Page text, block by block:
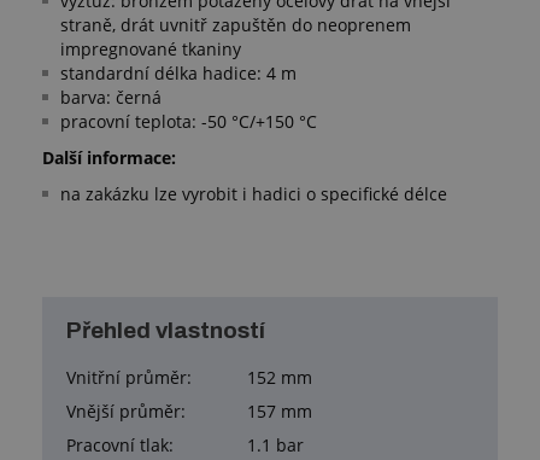
straně, drát uvnitř zapuštěn do neoprenem
impregnované tkaniny
standardní délka hadice: 4 m
barva: černá
pracovní teplota: -50 °C/+150 °C
Další informace:
na zakázku lze vyrobit i hadici o specifické délce
Přehled vlastností
Vnitřní průměr:
152 mm
Vnější průměr:
157 mm
Pracovní tlak:
1.1 bar